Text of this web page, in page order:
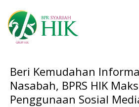
Beri Kemudahan
Nasabah, BPRS HIK
Penggunaan Sosial